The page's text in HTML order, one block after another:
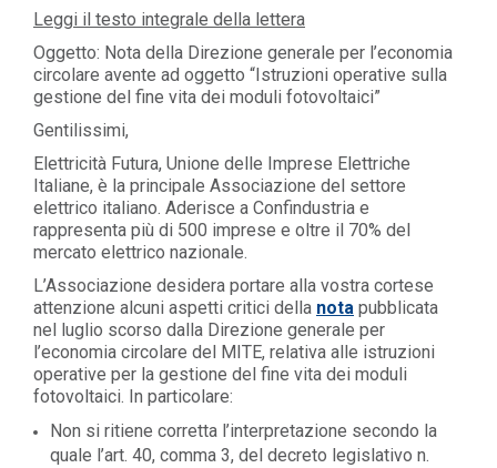
Leggi il testo integrale della lettera
Oggetto: Nota della Direzione generale per l’economia
circolare avente ad oggetto “Istruzioni operative sulla
gestione del fine vita dei moduli fotovoltaici”
Gentilissimi,
Elettricità Futura, Unione delle Imprese Elettriche
Italiane, è la principale Associazione del settore
elettrico italiano. Aderisce a Confindustria e
rappresenta più di 500 imprese e oltre il 70% del
mercato elettrico nazionale.
L’Associazione desidera portare alla vostra cortese
attenzione alcuni aspetti critici della nota pubblicata
nel luglio scorso dalla Direzione generale per
l’economia circolare del MITE, relativa alle istruzioni
operative per la gestione del fine vita dei moduli
fotovoltaici. In particolare:
Non si ritiene corretta l’interpretazione secondo la
quale l’art. 40, comma 3, del decreto legislativo n.